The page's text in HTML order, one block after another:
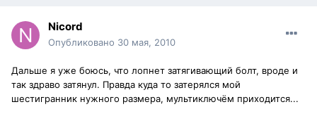
Nicord
Опубликовано 30 мая, 2010
Дальше я уже боюсь, что лопнет затягивающий болт, вроде и
так здраво затянул. Правда куда то затерялся мой
шестигранник нужного размера, мультиключём приходится...